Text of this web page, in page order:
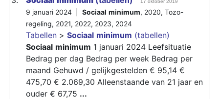
17 oktober 2019
9 januari 2024 | Sociaal minimum, 2020, Tozo-
regeling, 2021, 2022, 2023, 2024
Tabellen > Sociaal minimum (tabellen)
Sociaal minimum 1 januari 2024 Leefsituatie
Bedrag per dag Bedrag per week Bedrag per
maand Gehuwd / gelijkgestelden € 95,14 €
475,70 € 2.069,30 Alleenstaande van 21 jaar en
ouder € 67,75 ...